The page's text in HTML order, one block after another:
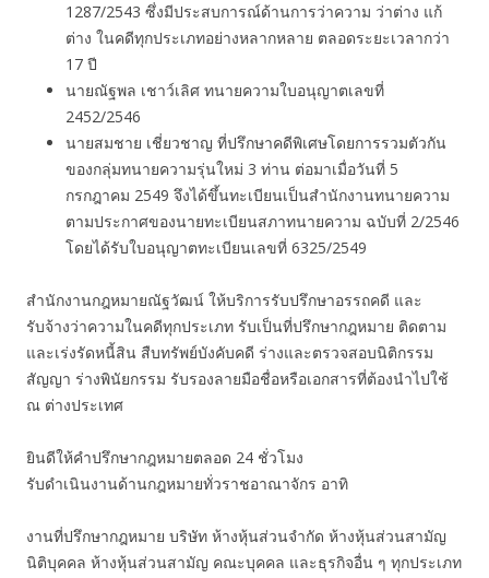
1287/2543 ซึ่งมีประสบการณ์ด้านการว่าความ ว่าต่าง แก้
ต่าง ในคดีทุกประเภทอย่างหลากหลาย ตลอดระยะเวลากว่า
17 ปี
นายณัฐพล เชาว์เลิศ ทนายความใบอนุญาตเลขที่
2452/2546
นายสมชาย เชี่ยวชาญ ที่ปรึกษาคดีพิเศษโดยการรวมตัวกัน
ของกลุ่มทนายความรุ่นใหม่ 3 ท่าน ต่อมาเมื่อวันที่ 5
กรกฎาคม 2549 จึงได้ขึ้นทะเบียนเป็นสำนักงานทนายความ
ตามประกาศของนายทะเบียนสภาทนายความ ฉบับที่ 2/2546
โดยได้รับใบอนุญาตทะเบียนเลขที่ 6325/2549
สำนักงานกฎหมายณัฐวัฒน์ ให้บริการรับปรึกษาอรรถคดี และ
รับจ้างว่าความในคดีทุกประเภท รับเป็นที่ปรึกษากฎหมาย ติดตาม
และเร่งรัดหนี้สิน สืบทรัพย์บังคับคดี ร่างและตรวจสอบนิติกรรม
สัญญา ร่างพินัยกรรม รับรองลายมือชื่อหรือเอกสารที่ต้องนำไปใช้
ณ ต่างประเทศ
ยินดีให้คำปรึกษากฎหมายตลอด 24 ชั่วโมง
รับดำเนินงานด้านกฎหมายทั่วราชอาณาจักร อาทิ
งานที่ปรึกษากฎหมาย บริษัท ห้างหุ้นส่วนจำกัด ห้างหุ้นส่วนสามัญ
นิติบุคคล ห้างหุ้นส่วนสามัญ คณะบุคคล และธุรกิจอื่น ๆ ทุกประเภท